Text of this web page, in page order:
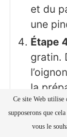
et du
une
Étape
gratin.
la
le riz.
Ce site Web utilise
supposerons que
vous le